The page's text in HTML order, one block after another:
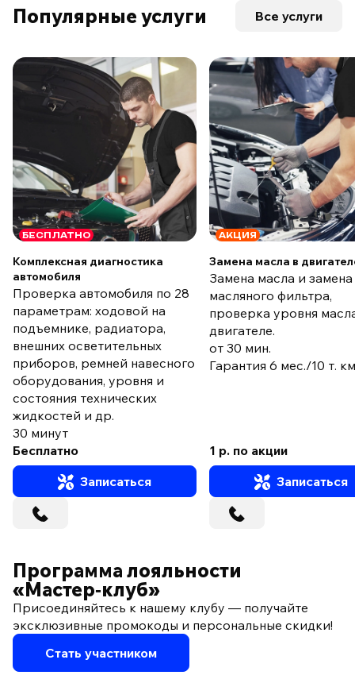
Популярные услуги Все услуги
БЕСПЛАТНО
Комплексная диагностика
автомобиля
Проверка автомобиля по 28
параметрам: ходовой на
подъемнике, радиатора,
внешних осветительных
приборов, ремней навесного
оборудования, уровня и
состояния технических
жидкостей и др.
30 минут
Бесплатно
Записаться
АКЦИЯ
Замена масла в
Замена масла и замена
масляного фильтра,
проверка уровня
двигателе.
от 30 мин.
Гарантия 6 мес./10 т.
1 р. по акции
Записаться
Программа лояльности
«Мастер‑клуб»
Присоединяйтесь к нашему клубу — получайте
эксклюзивные промокоды и персональные скидки!
Стать участником